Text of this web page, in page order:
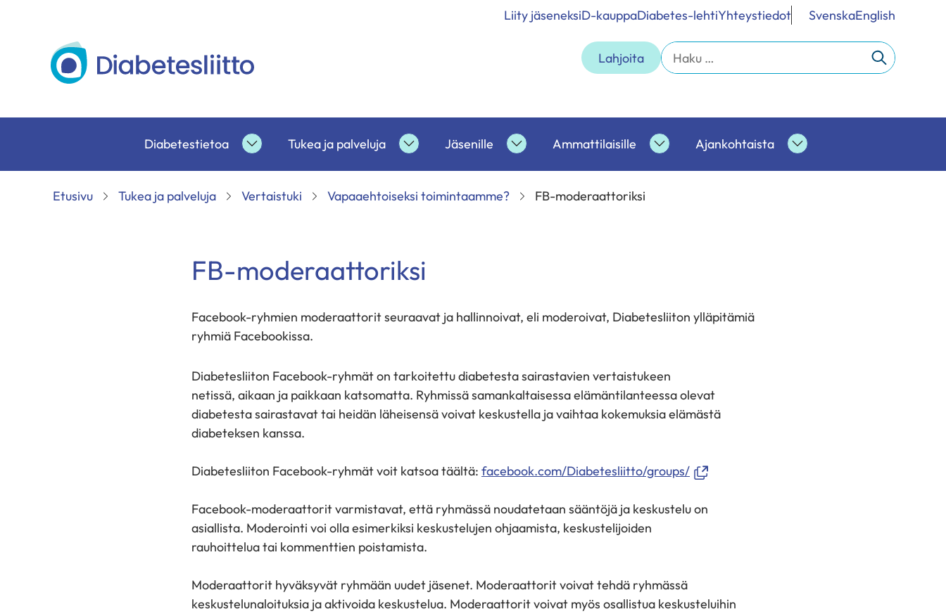
Liity jäseneksiD-kauppaDiabetes-lehtiYhteystiedot SvenskaEnglish
Diabetesliitto Lahjoita Haku:
Diabetestietoa
Diabetestietoa
alasivut
Tukea ja palveluja
Tukea
ja
alasivut
Jäsenille
Jäsenille
alasivut
Ammattilaisille
Ammattilaisille
alasivut
Ajankohtaista
Ajankohtaista
alasivut
Etusivu
Tukea ja palveluja Vertaistuki Vapaaehtoiseksi toimintaamme? FB-moderaattoriksi
FB-moderaattoriksi
Facebook-ryhmien moderaattorit seuraavat ja hallinnoivat, eli moderoivat, Diabetesliiton ylläpitämiä
ryhmiä Facebookissa.
Diabetesliiton Facebook-ryhmät on tarkoitettu diabetesta sairastavien vertaistukeen
netissä, aikaan ja paikkaan katsomatta. Ryhmissä samankaltaisessa elämäntilanteessa olevat
diabetesta sairastavat tai heidän läheisensä voivat keskustella ja vaihtaa kokemuksia elämästä
diabeteksen kanssa.
Diabetesliiton Facebook-ryhmät voit katsoa täältä: facebook.com/Diabetesliitto/groups/(avautuu
ikkunaan,
Facebook-moderaattorit varmistavat, että ryhmässä noudatetaan sääntöjä ja keskustelu on
asiallista. Moderointi voi olla esimerkiksi keskustelujen ohjaamista, keskustelijoiden
rauhoittelua tai kommenttien poistamista.
Moderaattorit hyväksyvät ryhmään uudet jäsenet. Moderaattorit voivat tehdä ryhmässä
keskustelunaloituksia ja aktivoida keskustelua. Moderaattorit voivat myös osallistua keskusteluihin